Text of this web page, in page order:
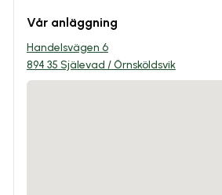
Vår anläggning
Handelsvägen 6
894 35 Själevad / Örnsköldsvik